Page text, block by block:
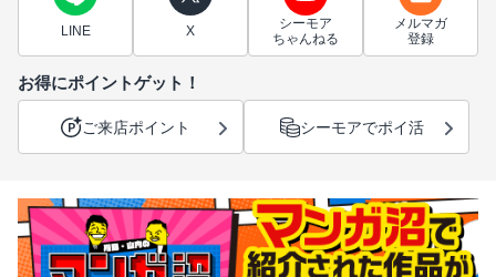
LINE X
シーモア
ちゃんねる
メルマガ
登録
お得にポイントゲット！
ご来店ポイント シーモアでポイ活